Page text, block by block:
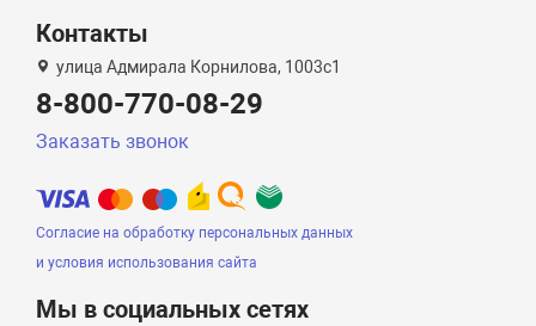
Контакты
улица Адмирала Корнилова, 1003с1
8-800-770-08-29
Заказать звонок
Согласие на обработку персональных данных
и условия использования сайта
Мы в социальных сетях